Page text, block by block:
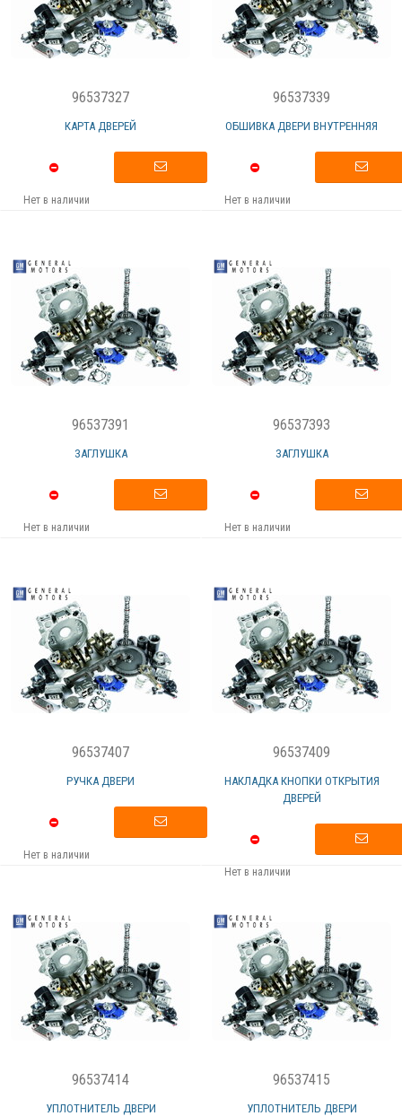
96537327
КАРТА ДВЕРЕЙ
Нет в наличии
96537339
ОБШИВКА ДВЕРИ ВНУТРЕННЯЯ
Нет в наличии
96537391
ЗАГЛУШКА
Нет в наличии
96537393
ЗАГЛУШКА
Нет в наличии
96537407
РУЧКА ДВЕРИ
Нет в наличии
96537409
НАКЛАДКА КНОПКИ ОТКРЫТИЯ
ДВЕРЕЙ
Нет в наличии
96537414
УПЛОТНИТЕЛЬ ДВЕРИ
96537415
УПЛОТНИТЕЛЬ ДВЕРИ